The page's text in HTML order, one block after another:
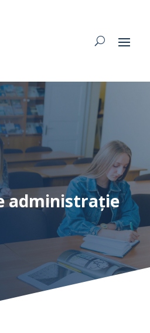
administrație